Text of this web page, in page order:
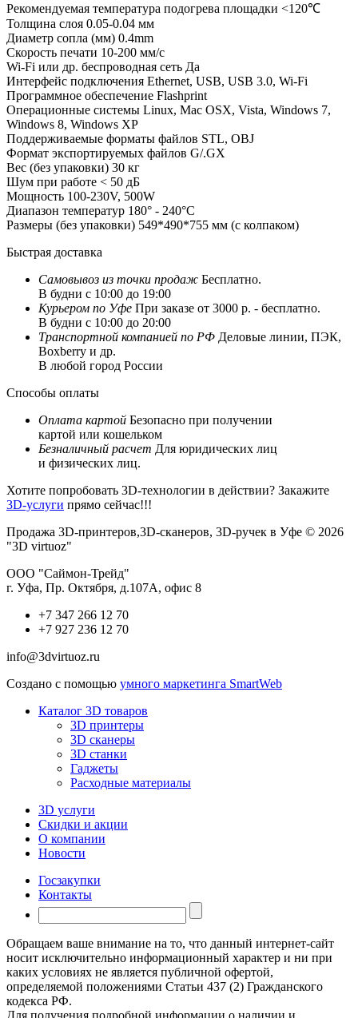
Рекомендуемая температура подогрева площадки <120℃
Толщина слоя 0.05-0.04 мм
Диаметр сопла (мм) 0.4mm
Скорость печати 10-200 мм/с
Wi-Fi или др. беспроводная сеть Да
Интерфейс подключения Ethernet, USB, USB 3.0, Wi-Fi
Программное обеспечение Flashprint
Операционные системы Linux, Mac OSX, Vista, Windows 7,
Windows 8, Windows XP
Поддерживаемые форматы файлов STL, OBJ
Формат экспортируемых файлов G/.GX
Вес (без упаковки) 30 кг
Шум при работе < 50 дБ
Мощность 100-230V, 500W
Диапазон температур 180° - 240°C
Размеры (без упаковки) 549*490*755 мм (с колпаком)
Быстрая доставка
Самовывоз из точки продаж Бесплатно.
В будни с 10:00 до 19:00
Курьером по Уфе При заказе от 3000 р. - бесплатно.
В будни с 10:00 до 20:00
Транспортной компанией по РФ Деловые линии, ПЭК,
Boxberry и др.
В любой город России
Способы оплаты
Оплата картой Безопасно при получении
картой или кошельком
Безналичный расчет Для юридических лиц
и физических лиц.
Хотите попробовать 3D-технологии в действии? Закажите
3D-услуги прямо сейчас!!!
Продажа 3D-принтеров,3D-сканеров, 3D-ручек в Уфе © 2026
"3D virtuoz"
ООО "Саймон-Трейд"
г. Уфа, Пр. Октября, д.107А, офис 8
+7 347 266 12 70
+7 927 236 12 70
info@3dvirtuoz.ru
Создано с помощью умного маркетинга SmartWeb
Каталог 3D товаров
3D принтеры
3D сканеры
3D станки
Гаджеты
Расходные материалы
3D услуги
Скидки и акции
О компании
Новости
Госзакупки
Контакты
Обращаем ваше внимание на то, что данный интернет-сайт
носит исключительно информационный характер и ни при
каких условиях не является публичной офертой,
определяемой положениями Статьи 437 (2) Гражданского
кодекса РФ.
Для получения подробной информации о наличии и